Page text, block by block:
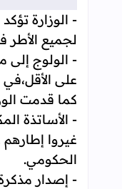
- الوزارة
لجميع الأطر
على الأقل،في
كما قدمت
- الأساتذة
غيروا
الحكومي.
- إصدار